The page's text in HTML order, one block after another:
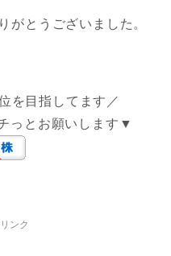
がとうございました。
を目指してます／
っとお願いします▼
ンク